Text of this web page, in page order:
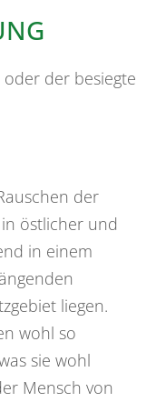
der besiegte
der
östlicher und
in einem
liegen.
wohl so
sie wohl
Mensch von